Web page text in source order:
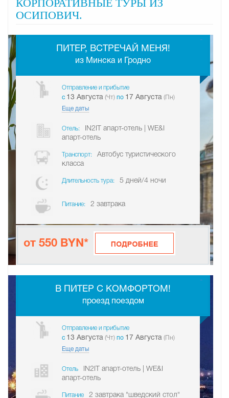
КОРПОРАТИВНЫЕ ТУРЫ ИЗ
ОСИПОВИЧ.
ПИТЕР, ВСТРЕЧАЙ МЕНЯ!
из Минска и Гродно
Отправление и прибытие
c 13 Августа (Чт) по 17 Августа (Пн)
Еще даты
Отель:
IN2IT апарт-отель | WE&I
апарт-отель
Транспорт:
Автобус туристического
класса
Длительность тура: 5 дней/4 ночи
Питание: 2 завтрака
от 550 BYN*
-
В ПИТЕР С КОМФОРТОМ!
проезд поездом
Отправление и прибытие
c 13 Августа (Чт) по 17 Августа (Пн)
Еще даты
Отель
IN2IT апарт-отель | WE&I
апарт-отель
Питание 2 завтрака "шведский стол"
-